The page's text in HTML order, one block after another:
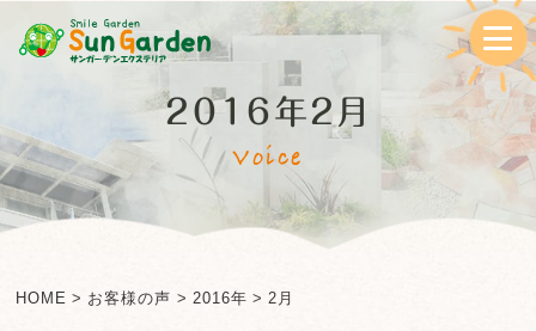
2016年2月
Voice
HOME > お客様の声 > 2016年 > 2月